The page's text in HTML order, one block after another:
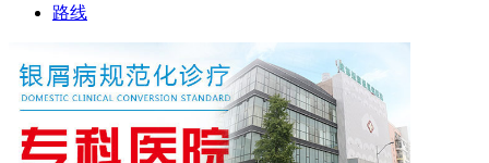
路线